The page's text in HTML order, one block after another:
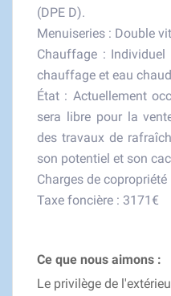
(DPE D).
Menuiseries : Double
Chauffage :
chauffage et eau
État : Actuellement
sera libre pour la
des travaux de
son potentiel et son
Charges de copropriété
Taxe foncière : 3171€
Ce que nous aimons :
Le privilège de